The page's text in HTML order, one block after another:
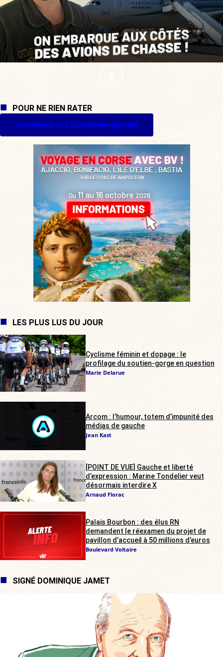
POUR NE RIEN RATER
Je m'inscris à La Quotidienne (gratuit)
LES PLUS LUS DU JOUR
Cyclisme féminin et dopage : le
profilage du soutien-gorge en question
Marie Delarue
Arcom : l’humour, totem d’impunité des
médias de gauche
Jean Kast
[POINT DE VUE] Gauche et liberté
d’expression : Marine Tondelier veut
désormais interdire X
Arnaud Florac
Palais Bourbon : des élus RN
demandent le réexamen du projet de
pavillon d’accueil à 50 millions d’euros
Boulevard Voltaire
SIGNÉ DOMINIQUE JAMET